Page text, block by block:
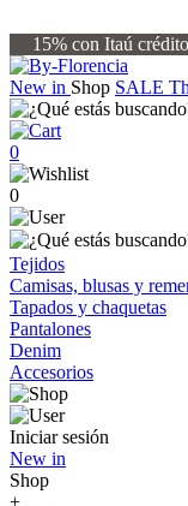
15% con Itaú
New in Shop SALE
0
0
Tejidos
Camisas, blusas y
Tapados y chaquetas
Pantalones
Denim
Accesorios
Iniciar sesión
New in
Shop
+